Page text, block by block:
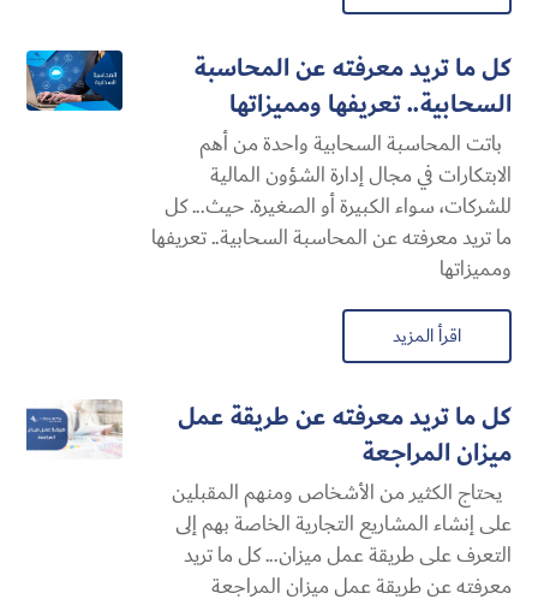
كل ما تريد معرفته عن المحاسبة
السحابية​.. تعريفها ومميزاتها
باتت المحاسبة السحابية​ واحدة من أهم
الابتكارات في مجال إدارة الشؤون المالية
للشركات، سواء الكبيرة أو الصغيرة. حيث... كل
ما تريد معرفته عن المحاسبة السحابية​.. تعريفها
ومميزاتها
اقرأ المزيد
كل ما تريد معرفته عن طريقة عمل
ميزان المراجعة
يحتاج الكثير من الأشخاص ومنهم المقبلين
على إنشاء المشاريع التجارية الخاصة بهم إلى
التعرف على طريقة عمل ميزان... كل ما تريد
معرفته عن طريقة عمل ميزان المراجعة